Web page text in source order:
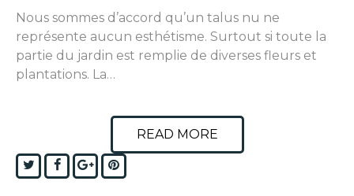
Nous sommes d’accord qu’un talus nu ne
représente aucun esthétisme. Surtout si toute la
partie du jardin est remplie de diverses fleurs et
plantations. La…
READ MORE
TwitterFacebook
Google+Pinterest